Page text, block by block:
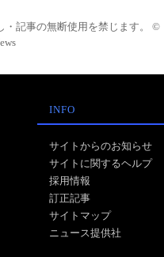
・記事の無断使用を禁じます。 ©
INFO
サイトからのお知らせ
サイトに関するヘルプ
採用情報
訂正記事
サイトマップ
ニュース提供社